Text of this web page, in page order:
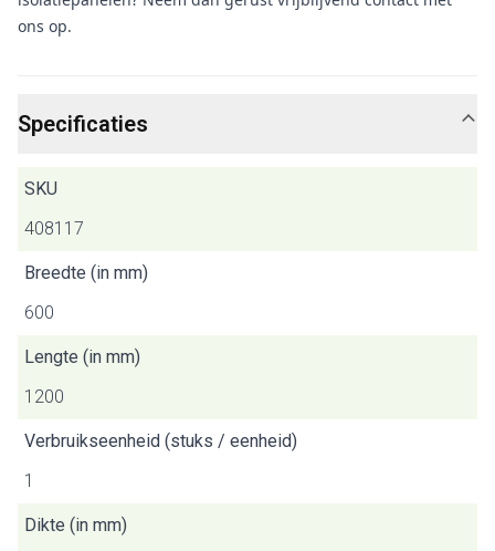
ons op.
Specificaties
SKU
408117
Breedte (in mm)
600
Lengte (in mm)
1200
Verbruikseenheid (stuks / eenheid)
1
Dikte (in mm)